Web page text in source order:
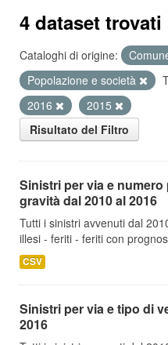
4 dataset trovati
Cataloghi di origine:
Popolazione e società
2016
2015
Risultato del Filtro
Sinistri per via e
gravità dal 2010 al 2016
Tutti i sinistri avvenuti dal
illesi - feriti - feriti con
CSV
Sinistri per via e tipo di
2016